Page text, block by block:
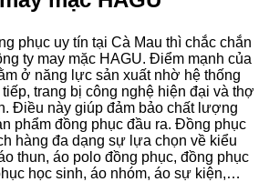
phục uy tín tại Cà Mau thì chắc chắn
ty may mặc HAGU. Điểm mạnh của
ở năng lực sản xuất nhờ hệ thống
trang bị công nghệ hiện đại và thợ
Điều này giúp đảm bảo chất lượng
phẩm đồng phục đầu ra. Đồng phục
hàng đa dạng sự lựa chọn về kiểu
thun, áo polo đồng phục, đồng phục
học sinh, áo nhóm, áo sự kiện,…